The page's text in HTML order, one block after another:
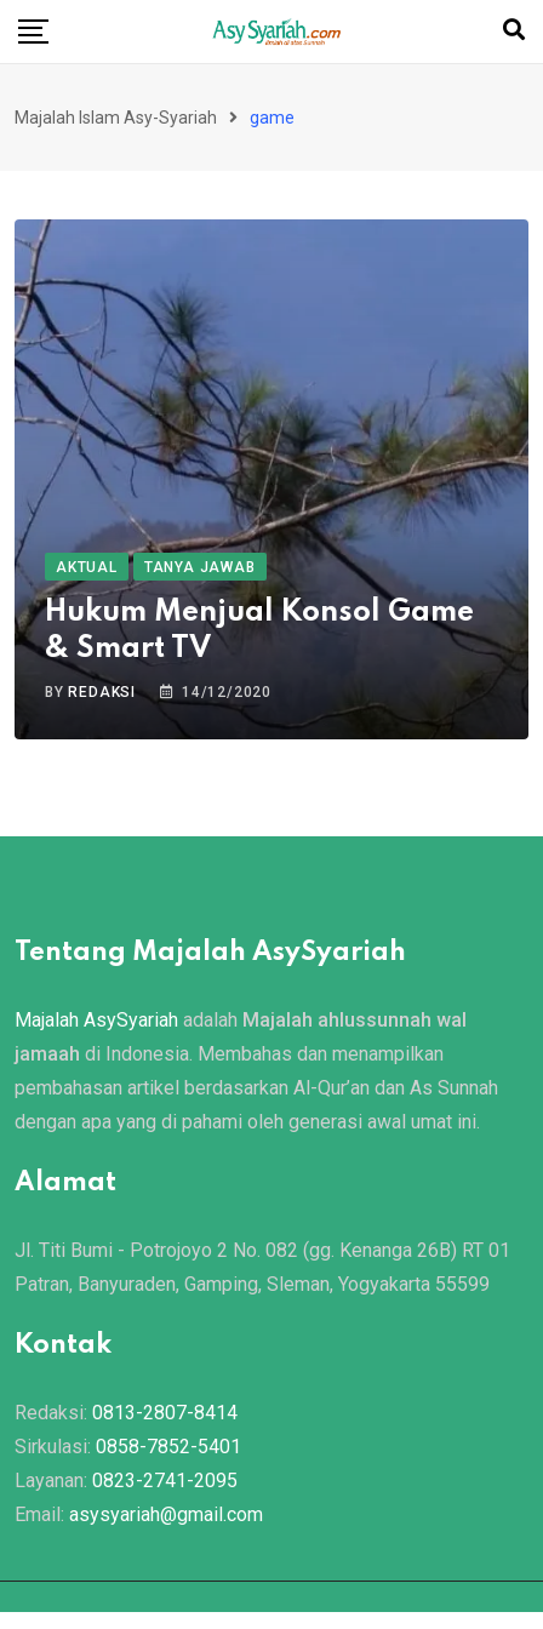
Skip
Majalah Islam Asy-Syariah game
AKTUAL TANYA JAWAB
Hukum Menjual Konsol Game
& Smart TV
BYREDAKSI 14/12/2020
Tentang Majalah AsySyariah
Majalah AsySyariah adalah Majalah ahlussunnah wal
jamaah di Indonesia. Membahas dan menampilkan
pembahasan artikel berdasarkan Al-Qur’an dan As Sunnah
dengan apa yang di pahami oleh generasi awal umat ini.
Alamat
Jl. Titi Bumi - Potrojoyo 2 No. 082 (gg. Kenanga 26B) RT 01
Patran, Banyuraden, Gamping, Sleman, Yogyakarta 55599
Kontak
Redaksi: 0813-2807-8414
Sirkulasi: 0858-7852-5401
Layanan: 0823-2741-2095
Email: asysyariah@gmail.com